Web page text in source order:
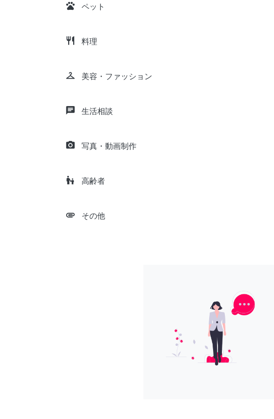
pets ペット
restaurant 料理
checkroom 美容・ファッション
chat 生活相談
camera_alt 写真・動画制作
escalator_warning 高齢者
attachment その他